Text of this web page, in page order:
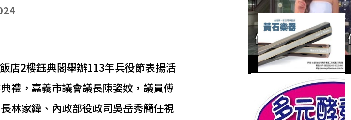
店2樓鈺典閣舉辦113年兵役節表揚活
禮，嘉義市議會議長陳姿妏，議員傅
林家緯、內政部役政司吳岳秀簡任視